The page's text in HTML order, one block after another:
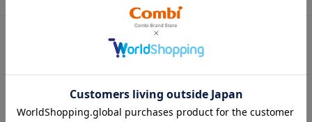
おはし・スプー
オーラルケア
（お口のケア）
ベビートイ